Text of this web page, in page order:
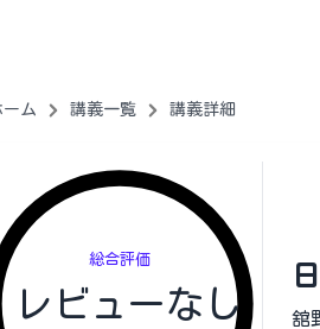
ーム 講義一覧 講義詳細
総合評価
レビューなし
舘